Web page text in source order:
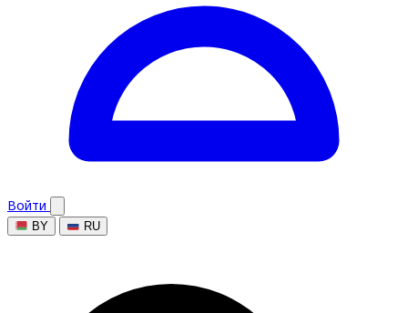
Войти
BY RU